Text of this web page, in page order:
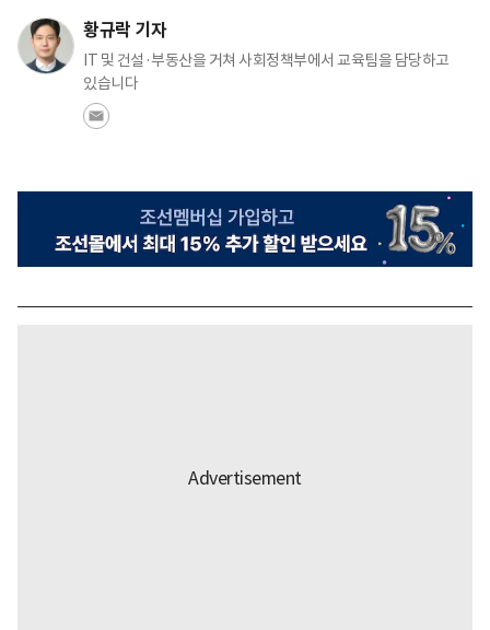
황규락 기자
IT 및 건설·부동산을 거쳐 사회정책부에서 교육팀을 담당하고
있습니다